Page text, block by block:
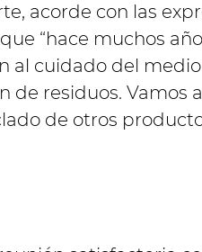
acorde con las
“hace muchos
al cuidado del
de residuos. Vamos
de otros